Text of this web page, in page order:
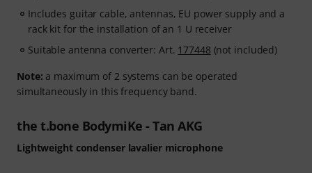
Includes guitar cable, antennas, EU power supply and a
rack kit for the installation of an 1 U receiver
Suitable antenna converter: Art. 177448 (not included)
Note: a maximum of 2 systems can be operated
simultaneously in this frequency band.
the t.bone BodymiKe - Tan AKG
Lightweight condenser lavalier microphone